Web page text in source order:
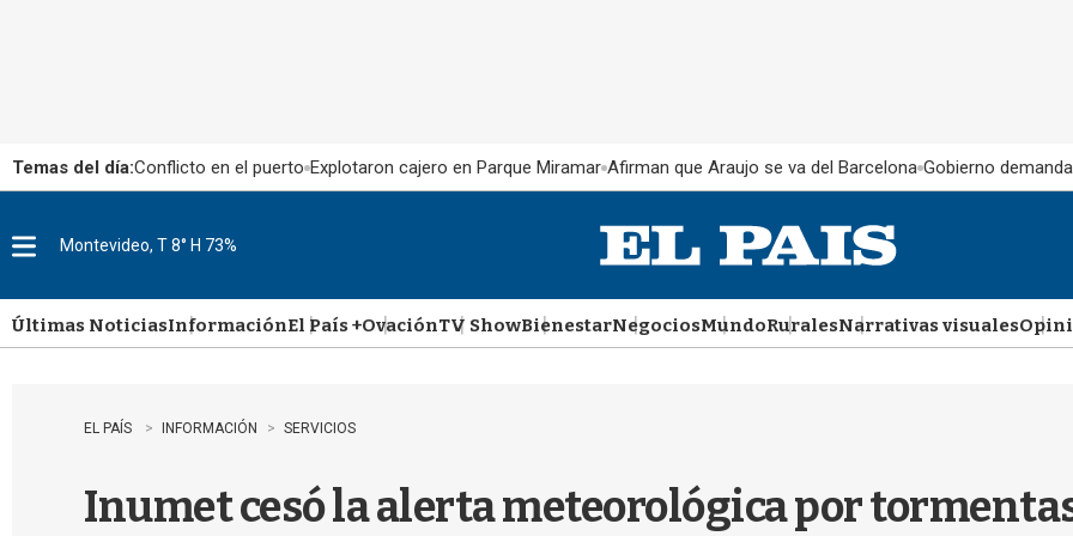
Temas del día:Conflicto en el puerto Explotaron cajero en Parque Miramar Afirman que Araujo se va del Barcelona Gobierno
u
Montevideo, T 8° H 73%
Últimas NoticiasInformaciónEl País +OvaciónTV ShowBienestarNegociosMundoRuralesNarrativas visuales
EL PAÍS INFORMACIÓN SERVICIOS
Inumet cesó la alerta meteorológica por